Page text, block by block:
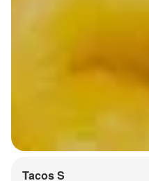
Tacos S